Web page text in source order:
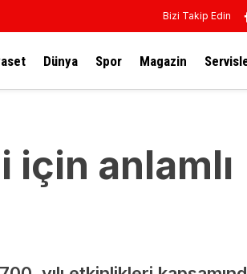
Bizi Takip Edin
Dünya Spor Magazin
için anlamlı